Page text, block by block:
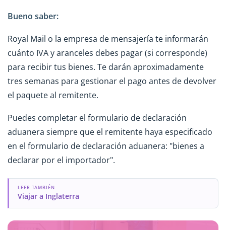
Bueno saber:
Royal Mail o la empresa de mensajería te informarán
cuánto IVA y aranceles debes pagar (si corresponde)
para recibir tus bienes. Te darán aproximadamente
tres semanas para gestionar el pago antes de devolver
el paquete al remitente.
Puedes completar el formulario de declaración
aduanera siempre que el remitente haya especificado
en el formulario de declaración aduanera: "bienes a
declarar por el importador".
LEER TAMBIÉN
Viajar a Inglaterra